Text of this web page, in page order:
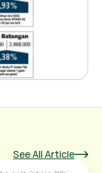
See All Article